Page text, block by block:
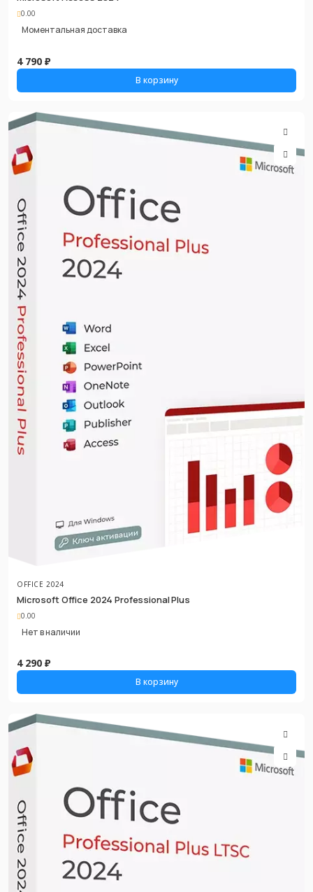
0.00
Моментальная доставка
4 790 ₽
В корзину
OFFICE 2024
Microsoft Office 2024 Professional Plus
0.00
Нет в наличии
4 290 ₽
В корзину